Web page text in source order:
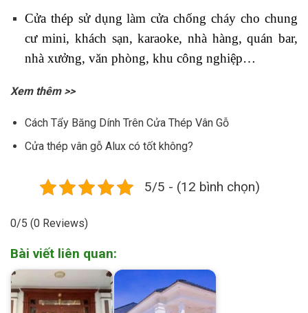
Cửa thép sử dụng làm cửa chống cháy cho chung
cư mini, khách sạn, karaoke, nhà hàng, quán bar,
nhà xưởng, văn phòng, khu công nghiệp…
Xem thêm >>
Cách Tẩy Băng Dính Trên Cửa Thép Vân Gỗ
Cửa thép vân gỗ Alux có tốt không?
5/5 - (12 bình chọn)
0/5 (0 Reviews)
Bài viết liên quan: